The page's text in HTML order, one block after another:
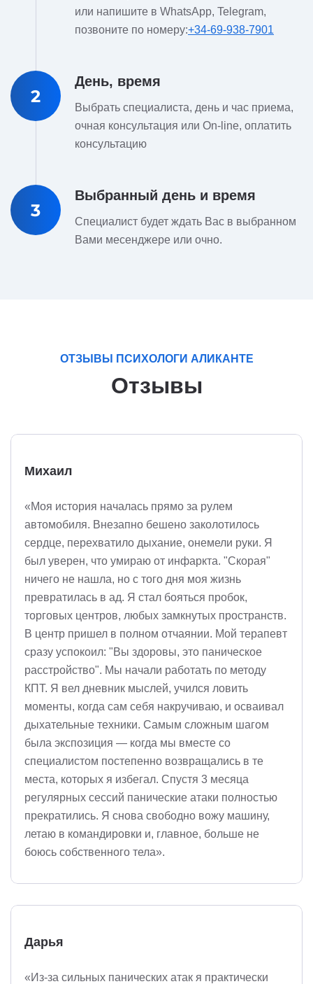
или напишите в WhatsApp, Telegram,
позвоните по номеру:+34-69-938-7901
2
День, время
Выбрать специалиста, день и час приема,
очная консультация или On-line, оплатить
консультацию
3
Выбранный день и время
Специалист будет ждать Вас в выбранном
Вами месенджере или очно.
ОТЗЫВЫ ПСИХОЛОГИ АЛИКАНТЕ
Отзывы
Михаил
«Моя история началась прямо за рулем
автомобиля. Внезапно бешено заколотилось
сердце, перехватило дыхание, онемели руки. Я
был уверен, что умираю от инфаркта. "Скорая"
ничего не нашла, но с того дня моя жизнь
превратилась в ад. Я стал бояться пробок,
торговых центров, любых замкнутых пространств.
В центр пришел в полном отчаянии. Мой терапевт
сразу успокоил: "Вы здоровы, это паническое
расстройство". Мы начали работать по методу
КПТ. Я вел дневник мыслей, учился ловить
моменты, когда сам себя накручиваю, и осваивал
дыхательные техники. Самым сложным шагом
была экспозиция — когда мы вместе со
специалистом постепенно возвращались в те
места, которых я избегал. Спустя 3 месяца
регулярных сессий панические атаки полностью
прекратились. Я снова свободно вожу машину,
летаю в командировки и, главное, больше не
боюсь собственного тела».
Дарья
«Из-за сильных панических атак я практически